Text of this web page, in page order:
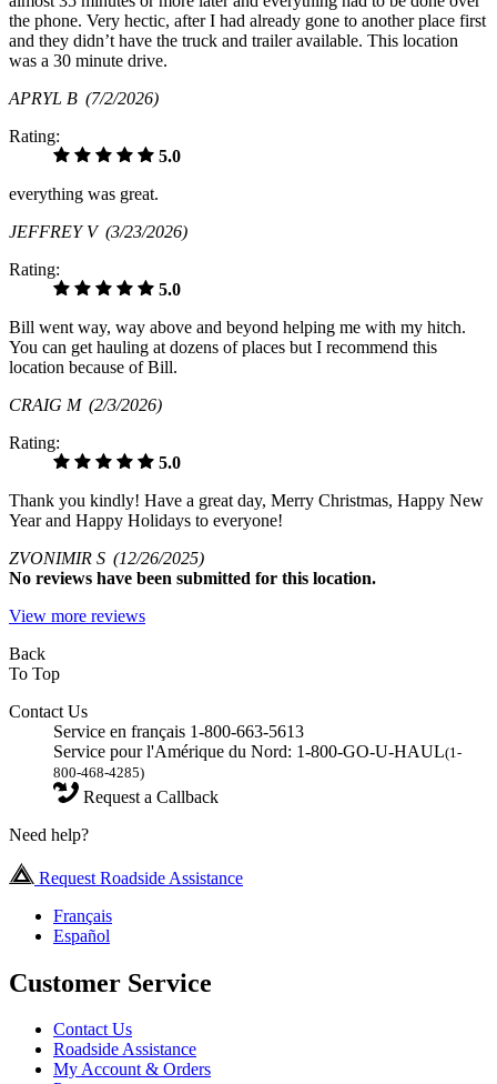
the phone. Very hectic, after I had already gone to another place first
and they didn’t have the truck and trailer available. This location
was a 30 minute drive.
APRYL B (7/2/2026)
Rating:
5.0
everything was great.
JEFFREY V (3/23/2026)
Rating:
5.0
Bill went way, way above and beyond helping me with my hitch.
You can get hauling at dozens of places but I recommend this
location because of Bill.
CRAIG M (2/3/2026)
Rating:
5.0
Thank you kindly! Have a great day, Merry Christmas, Happy New
Year and Happy Holidays to everyone!
ZVONIMIR S (12/26/2025)
No reviews have been submitted for this location.
View more reviews
Back
To Top
Contact Us
Service en français 1-800-663-5613
Service pour l'Amérique du Nord: 1-800-GO-U-HAUL(1-
800-468-4285)
Request a Callback
Need help?
Request Roadside Assistance
Français
Español
Customer Service
Contact Us
Roadside Assistance
My Account & Orders